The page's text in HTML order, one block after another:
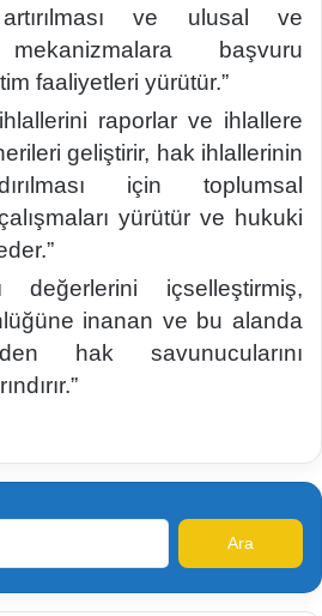
artırılması ve ulusal ve
başvuru
faaliyetleri yürütür.”
raporlar ve ihlallere
geliştirir, hak ihlallerinin
için toplumsal
yürütür ve hukuki
değerlerini içselleştirmiş,
inanan ve bu alanda
hak savunucularını
Arama: